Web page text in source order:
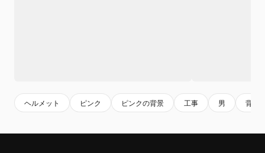
ヘルメット ピンク ピンクの背景 工事 男 背景